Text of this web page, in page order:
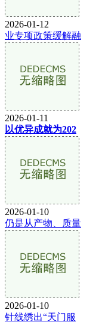
2026-01-12
业专项政策缓解融
2026-01-11
以优异成就为202
2026-01-10
仍是从产物、质量
2026-01-10
针线绣出“天门服